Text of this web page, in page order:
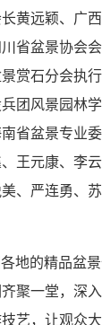
黄远颖、广
省盆景协会
赏石分会执
团风景园林
省盆景专业
王元康、李
、严连勇、
地的精品盆
聚一堂，深
艺，让观众